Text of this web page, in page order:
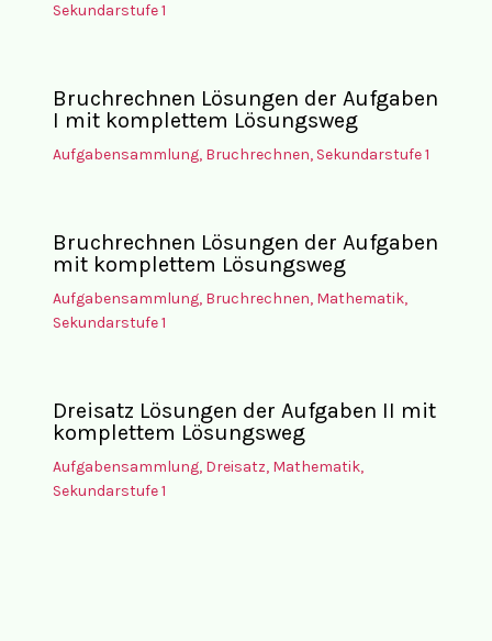
Sekundarstufe 1
Bruchrechnen Lösungen der Aufgaben
I mit komplettem Lösungsweg
Aufgabensammlung, Bruchrechnen, Sekundarstufe 1
Bruchrechnen Lösungen der Aufgaben
mit komplettem Lösungsweg
Aufgabensammlung, Bruchrechnen, Mathematik,
Sekundarstufe 1
Dreisatz Lösungen der Aufgaben II mit
komplettem Lösungsweg
Aufgabensammlung, Dreisatz, Mathematik,
Sekundarstufe 1